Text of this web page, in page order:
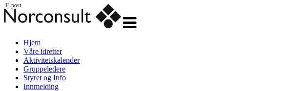
navigasjon
Hjem
Våre idretter
Aktivitetskalender
Gruppeledere
Styret og Info
Innmelding
E-post